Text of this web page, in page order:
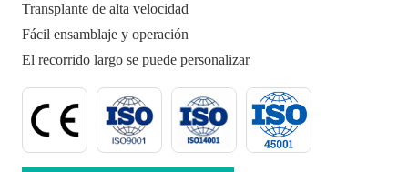
Transplante de alta velocidad
Fácil ensamblaje y operación
El recorrido largo se puede personalizar